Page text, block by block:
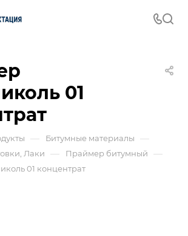
01
— Битумные материалы —
Лаки — Праймер битумный —
01 концентрат